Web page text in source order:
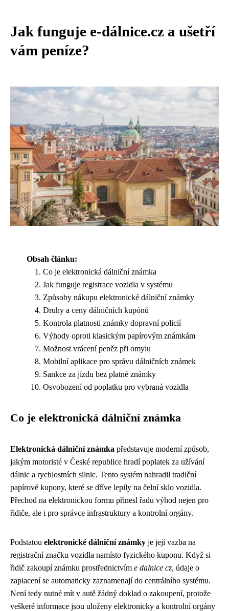
Jak funguje e-dálnice.cz a ušetří
vám peníze?
Obsah článku:
Co je elektronická dálniční známka
Jak funguje registrace vozidla v systému
Způsoby nákupu elektronické dálniční známky
Druhy a ceny dálničních kupónů
Kontrola platnosti známky dopravní policií
Výhody oproti klasickým papírovým známkám
Možnost vrácení peněz při omylu
Mobilní aplikace pro správu dálničních známek
Sankce za jízdu bez platné známky
Osvobození od poplatku pro vybraná vozidla
Co je elektronická dálniční známka
Elektronická dálniční známka představuje moderní způsob,
jakým motoristé v České republice hradí poplatek za užívání
dálnic a rychlostních silnic. Tento systém nahradil tradiční
papírové kupony, které se dříve lepily na čelní sklo vozidla.
Přechod na elektronickou formu přinesl řadu výhod nejen pro
řidiče, ale i pro správce infrastruktury a kontrolní orgány.
Podstatou elektronické dálniční známky je její vazba na
registrační značku vozidla namísto fyzického kuponu. Když si
řidič zakoupí známku prostřednictvím e dalnice cz, údaje o
zaplacení se automaticky zaznamenají do centrálního systému.
Není tedy nutné mít v autě žádný doklad o zakoupení, protože
veškeré informace jsou uloženy elektronicky a kontrolní orgány